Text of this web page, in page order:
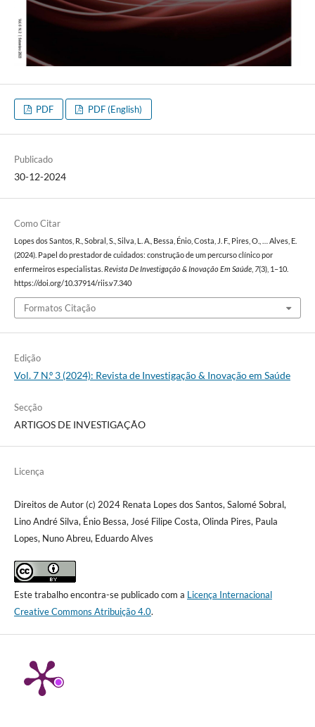
PDF PDF (English)
Publicado
30-12-2024
Como Citar
Lopes dos Santos, R., Sobral, S., Silva, L. A., Bessa, Énio, Costa, J. F., Pires, O., … Alves, E.
(2024). Papel do prestador de cuidados: construção de um percurso clínico por
enfermeiros especialistas. Revista De Investigação & Inovação Em Saúde, 7(3), 1–10.
https://doi.org/10.37914/riis.v7.340
Formatos Citação
Edição
Vol. 7 N.º 3 (2024): Revista de Investigação & Inovação em Saúde
Secção
ARTIGOS DE INVESTIGAÇÃO
Licença
Direitos de Autor (c) 2024 Renata Lopes dos Santos, Salomé Sobral,
Lino André Silva, Énio Bessa, José Filipe Costa, Olinda Pires, Paula
Lopes, Nuno Abreu, Eduardo Alves
Este trabalho encontra-se publicado com a Licença Internacional
Creative Commons Atribuição 4.0.